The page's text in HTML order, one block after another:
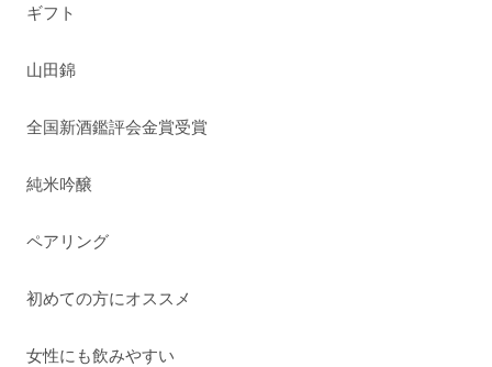
ギフト
山田錦
全国新酒鑑評会金賞受賞
純米吟醸
ペアリング
初めての方にオススメ
女性にも飲みやすい